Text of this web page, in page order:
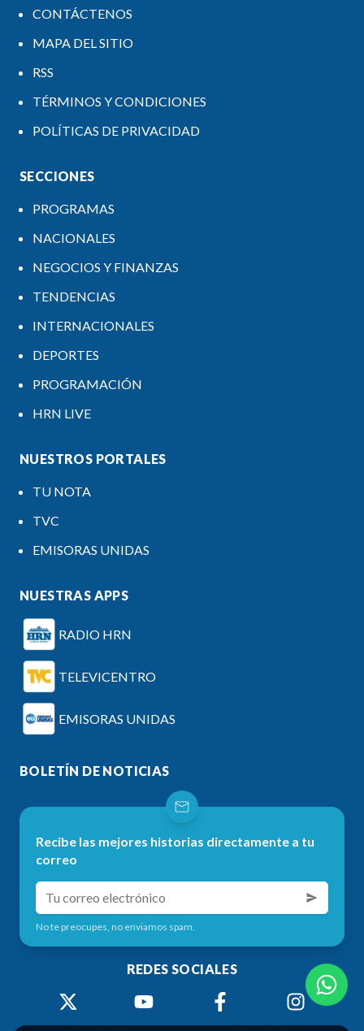
CONTÁCTENOS
MAPA DEL SITIO
RSS
TÉRMINOS Y CONDICIONES
POLÍTICAS DE PRIVACIDAD
SECCIONES
PROGRAMAS
NACIONALES
NEGOCIOS Y FINANZAS
TENDENCIAS
INTERNACIONALES
DEPORTES
PROGRAMACIÓN
HRN LIVE
NUESTROS PORTALES
TU NOTA
TVC
EMISORAS UNIDAS
NUESTRAS APPS
RADIO HRN
TELEVICENTRO
EMISORAS UNIDAS
BOLETÍN DE NOTICIAS
Recibe las mejores historias directamente a tu
correo
No te preocupes, no enviamos spam.
REDES SOCIALES